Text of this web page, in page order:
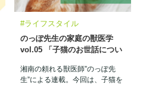
#ライフスタイル
のっぽ先生の家庭の獣医学
vol.05 「子猫のお世話につい
湘南の頼れる獣医師”のっぽ先
生”による連載。今回は、子猫を